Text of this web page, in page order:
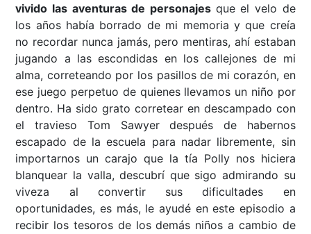
vivido las aventuras de personajes que el velo de
los años había borrado de mi memoria y que creía
no recordar nunca jamás, pero mentiras, ahí estaban
jugando a las escondidas en los callejones de mi
alma, correteando por los pasillos de mi corazón, en
ese juego perpetuo de quienes llevamos un niño por
dentro. Ha sido grato corretear en descampado con
el travieso Tom Sawyer después de habernos
escapado de la escuela para nadar libremente, sin
importarnos un carajo que la tía Polly nos hiciera
blanquear la valla, descubrí que sigo admirando su
viveza al convertir sus dificultades en
oportunidades, es más, le ayudé en este episodio a
recibir los tesoros de los demás niños a cambio de